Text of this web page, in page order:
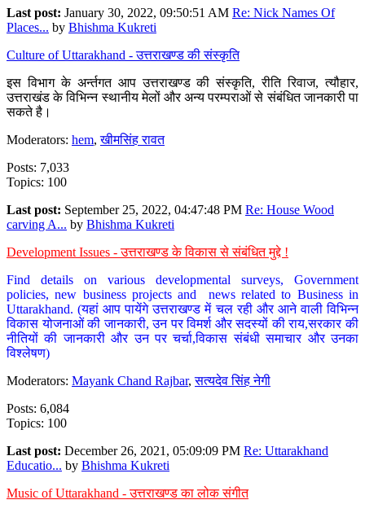
Last post: January 30, 2022, 09:50:51 AM Re: Nick Names Of
Places... by Bhishma Kukreti
Culture of Uttarakhand - उत्तराखण्ड की संस्कृति
इस विभाग के अर्न्तगत आप उत्तराखण्ड की संस्कृति, रीति रिवाज, त्यौहार,
उत्तराखंड के विभिन्न स्थानीय मेलों और अन्य परम्पराओं से संबंधित जानकारी पा
सकते है।
Moderators: hem,खीमसिंह रावत
Posts: 7,033
Topics: 100
Last post: September 25, 2022, 04:47:48 PM Re: House Wood
carving A... by Bhishma Kukreti
Development Issues - उत्तराखण्ड के विकास से संबंधित मुद्दे !
Find details on various developmental surveys, Government
policies, new business projects and news related to Business in
Uttarakhand. (यहां आप पायेंगे उत्तराखण्ड में चल रही और आने वाली विभिन्न
विकास योजनाओं की जानकारी, उन पर विमर्श और सदस्यों की राय,सरकार की
नीतियों की जानकारी और उन पर चर्चा,विकास संबंधी समाचार और उनका
विश्लेषण)
Moderators: Mayank Chand Rajbar,सत्यदेव सिंह नेगी
Posts: 6,084
Topics: 100
Last post: December 26, 2021, 05:09:09 PM Re: Uttarakhand
Educatio... by Bhishma Kukreti
Music of Uttarakhand - उत्तराखण्ड का लोक संगीत